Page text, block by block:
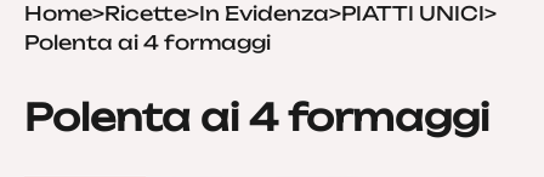
Home>Ricette>In Evidenza>PIATTI UNICI>
Polenta ai 4 formaggi
Polenta ai 4 formaggi